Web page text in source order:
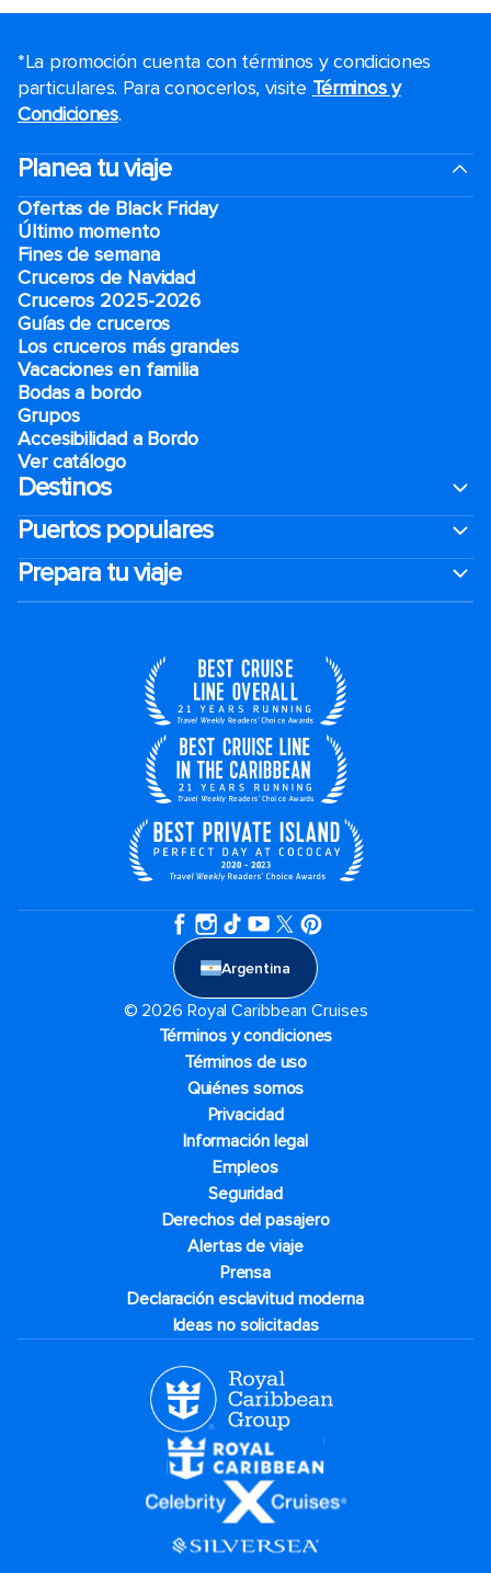
*La promoción cuenta con términos y condiciones
particulares. Para conocerlos, visite Términos y
Condiciones.
Planea tu viaje
Ofertas de Black Friday
Último momento
Fines de semana
Cruceros de Navidad
Cruceros 2025-2026
Guías de cruceros
Los cruceros más grandes
Vacaciones en familia
Bodas a bordo
Grupos
Accesibilidad a Bordo
Ver catálogo
Destinos
Puertos populares
Prepara tu viaje
Argentina
© 2026 Royal Caribbean Cruises
Términos y condiciones
Términos de uso
Quiénes somos
Privacidad
Información legal
Empleos
Seguridad
Derechos del pasajero
Alertas de viaje
Prensa
Declaración esclavitud moderna
Ideas no solicitadas